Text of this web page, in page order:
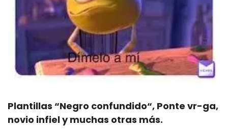
Plantillas “Negro confundido“, Ponte vr-ga,
novio infiel y muchas otras más.